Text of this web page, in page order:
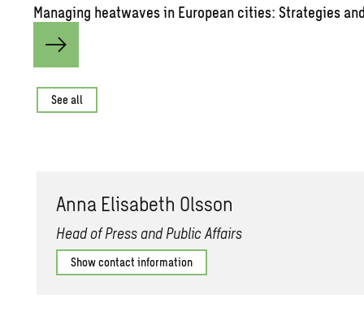
Man­ag­ing heat­waves in Eu­ro­pean cities: Strate­gies
See all
Anna Elis­a­beth Ols­son
Head of Press and Public Affairs
Show contact information